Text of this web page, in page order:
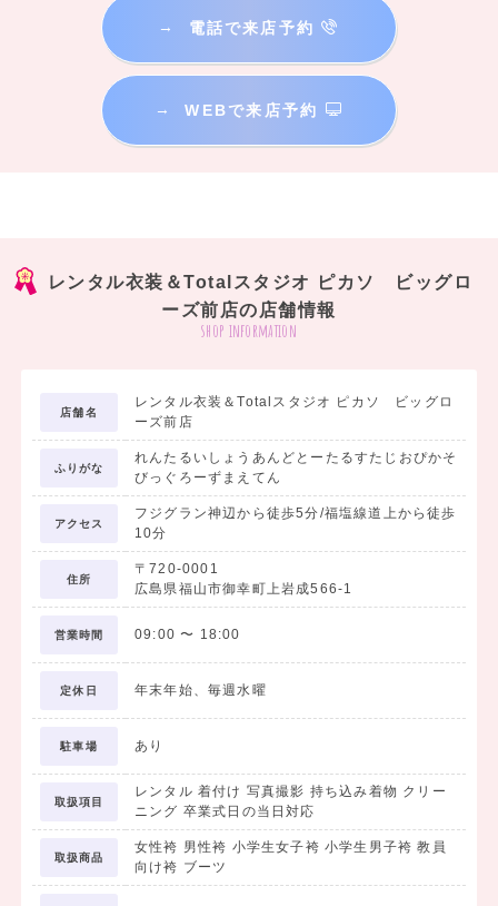
→ 電話で来店予約
→ WEBで来店予約
レンタル衣装＆Totalスタジオ ピカソ ビッグロ
ーズ前店の店舗情報
shop information
店舗名
レンタル衣装＆Totalスタジオ ピカソ ビッグロ
ーズ前店
ふりがな
れんたるいしょうあんどとーたるすたじおぴかそ
びっぐろーずまえてん
アクセス
フジグラン神辺から徒歩5分/福塩線道上から徒歩
10分
住所
〒720-0001
広島県福山市御幸町上岩成566-1
営業時間 09:00 〜 18:00
定休日 年末年始、毎週水曜
駐車場 あり
取扱項目
レンタル 着付け 写真撮影 持ち込み着物 クリー
ニング 卒業式日の当日対応
取扱商品
女性袴 男性袴 小学生女子袴 小学生男子袴 教員
向け袴 ブーツ